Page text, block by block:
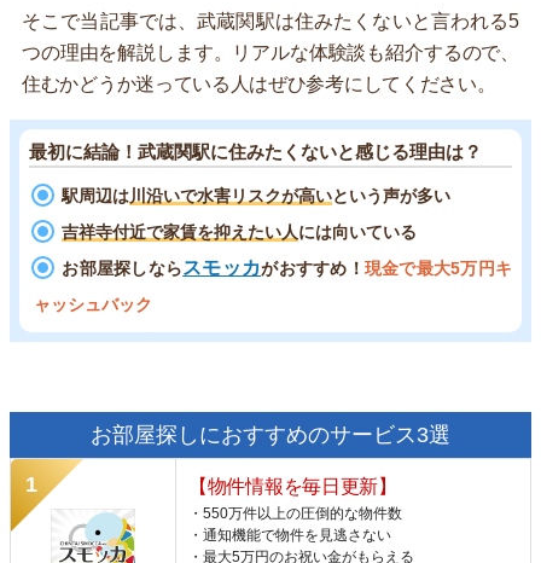
そこで当記事では、武蔵関駅は住みたくないと言われる5
つの理由を解説します。リアルな体験談も紹介するので、
住むかどうか迷っている人はぜひ参考にしてください。
最初に結論！武蔵関駅に住みたくないと感じる理由は？
駅周辺は川沿いで水害リスクが高いという声が多い
吉祥寺付近で家賃を抑えたい人には向いている
お部屋探しならスモッカがおすすめ！ 現金で最大5万円キ
ャッシュバック
お部屋探しにおすすめのサービス3選
【物件情報を毎日更新】
・550万件以上の圧倒的な物件数
・通知機能で物件を見逃さない
・最大5万円のお祝い金がもらえる